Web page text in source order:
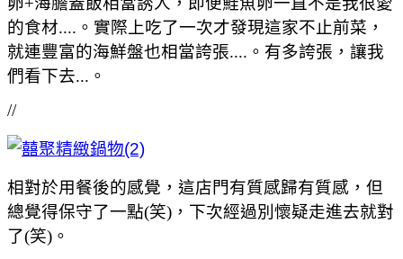
的食材....。實際上吃了一次才發現這家不止前菜，
就連豐富的海鮮盤也相當誇張....。有多誇張，讓我
們看下去...。
//
相對於用餐後的感覺，這店門有質感歸有質感，但
總覺得保守了一點(笑)，下次經過別懷疑走進去就對
了(笑)。